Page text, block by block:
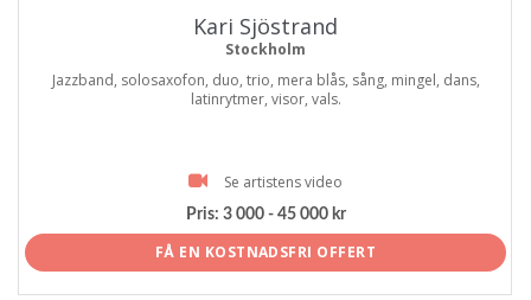
Kari Sjöstrand
Stockholm
Jazzband, solosaxofon, duo, trio, mera blås, sång, mingel, dans,
latinrytmer, visor, vals.
Se artistens video
Pris: 3 000 - 45 000 kr
FÅ EN KOSTNADSFRI OFFERT